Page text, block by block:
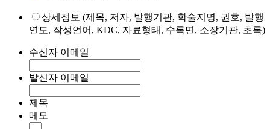
상세정보 (제목, 저자, 발행기관, 학술지명, 권호, 발행
연도, 작성언어, KDC, 자료형태, 수록면, 소장기관, 초록)
수신자 이메일
발신자 이메일
제목
메모